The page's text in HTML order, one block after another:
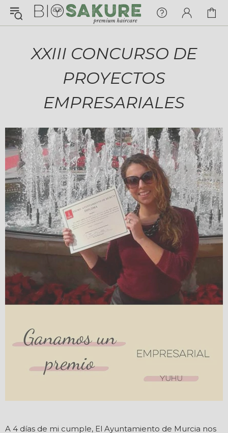
¡Konnichiwa!
View All
Pedidos
Envío y Seguimiento
Pagos
XXIII CONCURSO DE
PROYECTOS
EMPRESARIALES
A 4 días de mi cumple, El Ayuntamiento de Murcia nos